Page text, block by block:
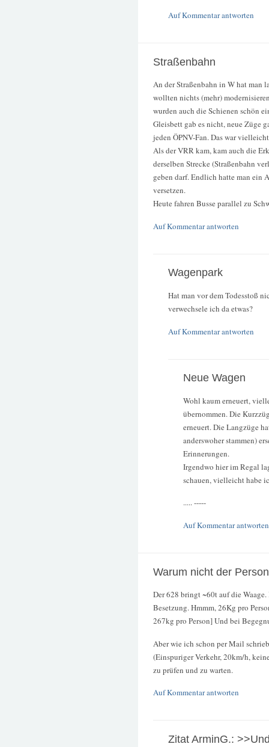
Auf Kommentar antworten
Straßenbahn
An der Straßenbahn in W hat man
wollten nichts (mehr)
wurden auch die Schienen schön
Gleisbett gab es nicht, neue Züge
jeden ÖPNV-Fan. Das war
Als der VRR kam, kam auch die
derselben Strecke (Straßenbahn
geben darf. Endlich hatte man ein
versetzen.
Heute fahren Busse parallel zu
Auf Kommentar antworten
Wagenpark
Hat man vor dem Todesstoß
verwechsele ich da etwas?
Auf Kommentar antworten
Neue Wagen
Wohl kaum erneuert,
übernommen. Die
erneuert. Die Langzüge
anderswoher stammen)
Erinnerungen.
Irgendwo hier im Regal
schauen, vielleicht habe
..... -----
Auf Kommentar antworten
Warum nicht der
Der 628 bringt ~60t auf die
Besetzung. Hmmm, 26Kg pro
267kg pro Person] Und bei
Aber wie ich schon per Mail
(Einspuriger Verkehr, 20km/h,
zu prüfen und zu warten.
Auf Kommentar antworten
Zitat ArminG.: